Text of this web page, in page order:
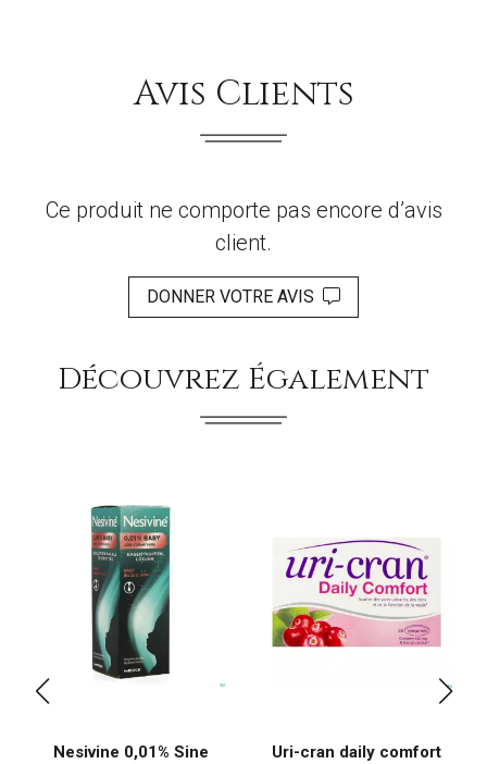
Avis Clients
Ce produit ne comporte pas encore d’avis
client.
DONNER VOTRE AVIS
Découvrez Également
Nesivine 0,01% Sine
Uri-cran daily comfort